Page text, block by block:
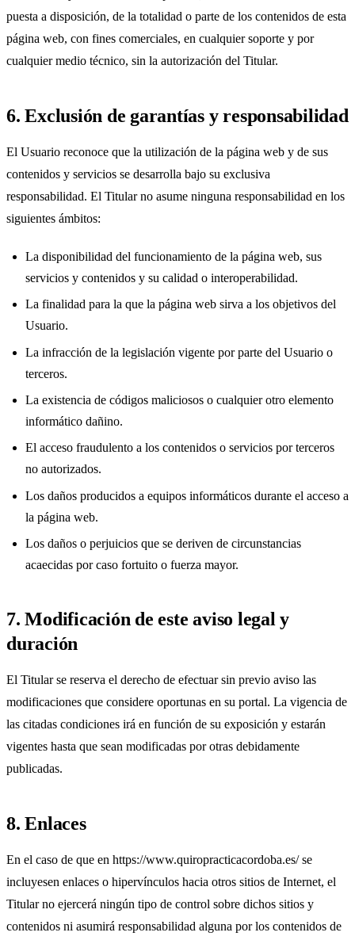
puesta a disposición, de la totalidad o parte de los contenidos de esta
página web, con fines comerciales, en cualquier soporte y por
cualquier medio técnico, sin la autorización del Titular.
6. Exclusión de garantías y responsabilidad
El Usuario reconoce que la utilización de la página web y de sus
contenidos y servicios se desarrolla bajo su exclusiva
responsabilidad. El Titular no asume ninguna responsabilidad en los
siguientes ámbitos:
La disponibilidad del funcionamiento de la página web, sus
servicios y contenidos y su calidad o interoperabilidad.
La finalidad para la que la página web sirva a los objetivos del
Usuario.
La infracción de la legislación vigente por parte del Usuario o
terceros.
La existencia de códigos maliciosos o cualquier otro elemento
informático dañino.
El acceso fraudulento a los contenidos o servicios por terceros
no autorizados.
Los daños producidos a equipos informáticos durante el acceso a
la página web.
Los daños o perjuicios que se deriven de circunstancias
acaecidas por caso fortuito o fuerza mayor.
7. Modificación de este aviso legal y
duración
El Titular se reserva el derecho de efectuar sin previo aviso las
modificaciones que considere oportunas en su portal. La vigencia de
las citadas condiciones irá en función de su exposición y estarán
vigentes hasta que sean modificadas por otras debidamente
publicadas.
8. Enlaces
En el caso de que en https://www.quiropracticacordoba.es/ se
incluyesen enlaces o hipervínculos hacia otros sitios de Internet, el
Titular no ejercerá ningún tipo de control sobre dichos sitios y
contenidos ni asumirá responsabilidad alguna por los contenidos de